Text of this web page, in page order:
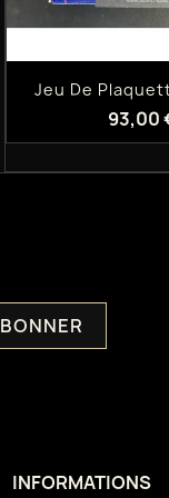
 Aperçu
Jeu De
93,00
INFORMATIONS